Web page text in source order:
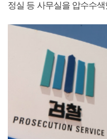
정실 등 사무실을 압수수